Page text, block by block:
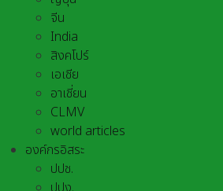
จีน
India
สิงคโปร์
เอเชีย
อาเชี่ยน
CLMV
world articles
องค์กรอิสระ
ปปช.